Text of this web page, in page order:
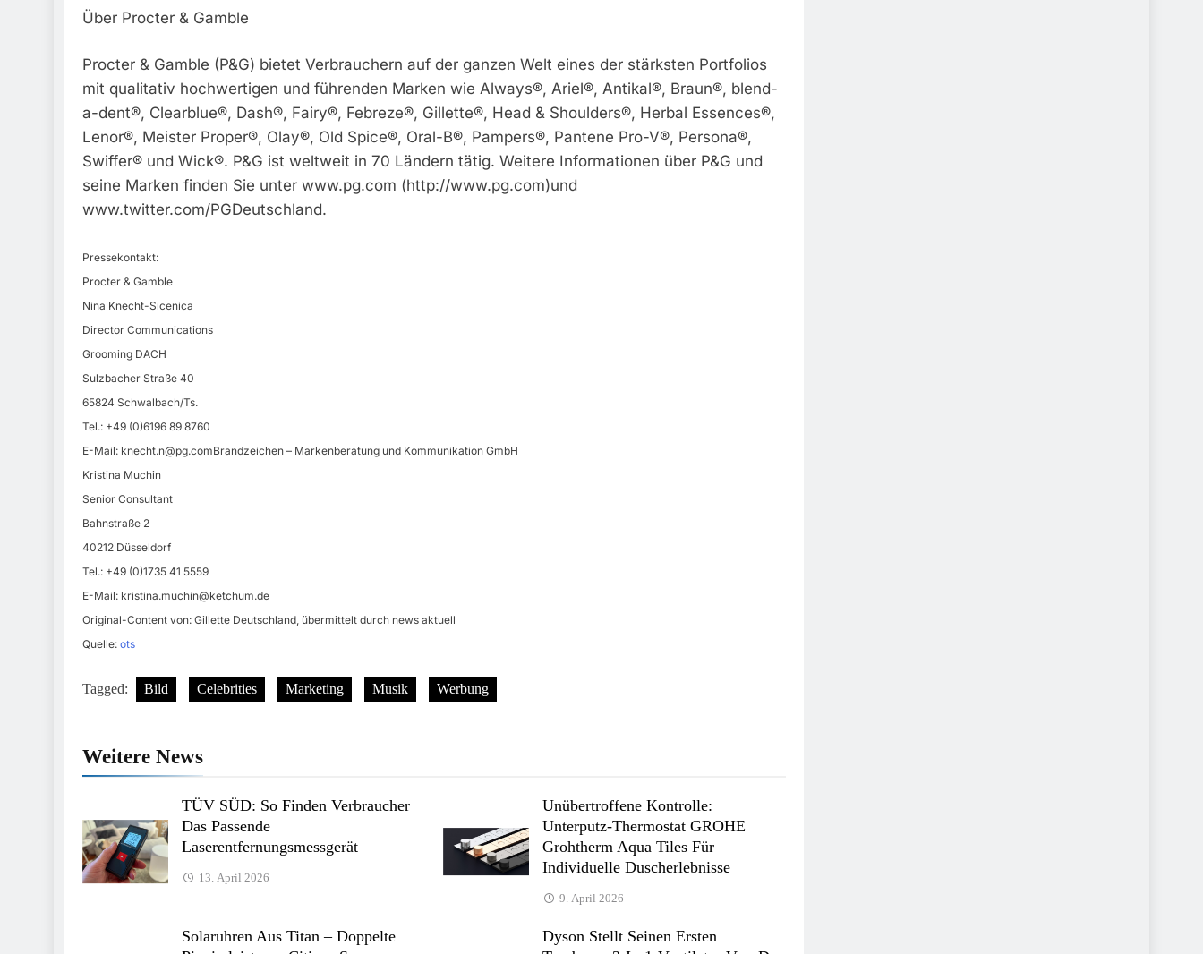
Über Procter & Gamble
Procter & Gamble (P&G) bietet Verbrauchern auf der ganzen Welt eines der stärksten Portfolios
mit qualitativ hochwertigen und führenden Marken wie Always®, Ariel®, Antikal®, Braun®, blend-
a-dent®, Clearblue®, Dash®, Fairy®, Febreze®, Gillette®, Head & Shoulders®, Herbal Essences®,
Lenor®, Meister Proper®, Olay®, Old Spice®, Oral-B®, Pampers®, Pantene Pro-V®, Persona®,
Swiffer® und Wick®. P&G ist weltweit in 70 Ländern tätig. Weitere Informationen über P&G und
seine Marken finden Sie unter www.pg.com (http://www.pg.com)und
www.twitter.com/PGDeutschland.
Pressekontakt:
Procter & Gamble
Nina Knecht-Sicenica
Director Communications
Grooming DACH
Sulzbacher Straße 40
65824 Schwalbach/Ts.
Tel.: +49 (0)6196 89 8760
E-Mail: knecht.n@pg.comBrandzeichen – Markenberatung und Kommunikation GmbH
Kristina Muchin
Senior Consultant
Bahnstraße 2
40212 Düsseldorf
Tel.: +49 (0)1735 41 5559
E-Mail: kristina.muchin@ketchum.de
Original-Content von: Gillette Deutschland, übermittelt durch news aktuell
Quelle: ots
Tagged: Bild Celebrities Marketing Musik Werbung
Weitere News
TÜV SÜD: So Finden Verbraucher
Das Passende
Laserentfernungsmessgerät
13. April 2026
Unübertroffene Kontrolle:
Unterputz-Thermostat GROHE
Grohtherm Aqua Tiles Für
Individuelle Duscherlebnisse
9. April 2026
Solaruhren Aus Titan – Doppelte
Dyson Stellt Seinen Ersten